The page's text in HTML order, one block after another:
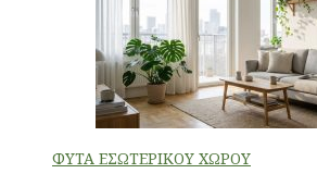
ΦΥΤΑ ΕΣΩΤΕΡΙΚΟΥ ΧΩΡΟΥ